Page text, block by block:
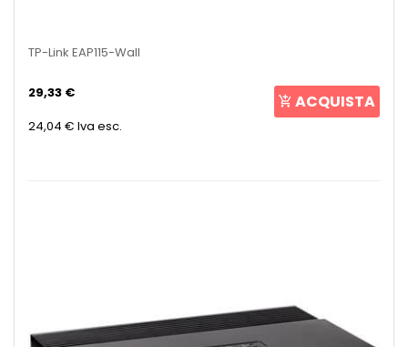
TP-Link EAP115-Wall
29,33 €
24,04 € Iva esc.
ACQUISTA